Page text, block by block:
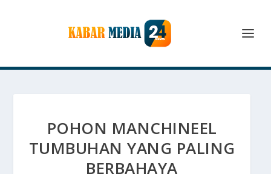
POHON MANCHINEEL
TUMBUHAN YANG PALING
BERBAHAYA